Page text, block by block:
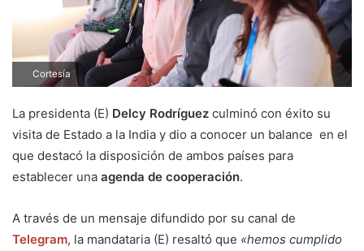
Cortesía
La presidenta (E) Delcy Rodríguez culminó con éxito su
visita de Estado a la India y dio a conocer un balance en el
que destacó la disposición de ambos países para
establecer una agenda de cooperación.
A través de un mensaje difundido por su canal de
Telegram, la mandataria (E) resaltó que «hemos cumplido